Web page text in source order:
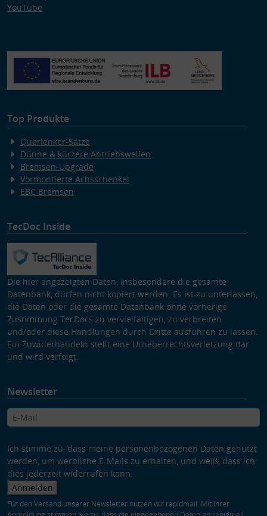
YouTube
Top Produkte
Querlenker-Sätze
Dünne & kürzere Antriebswellen
Bremsen-Upgrade
Vormontierte Achsschenkel
EBC Bremsen
TecDoc Inside
Die hier angezeigten Daten, insbesondere die gesamte
Datenbank, dürfen nicht kopiert werden. Es ist zu unterlassen,
die Daten oder die gesamte Datenbank ohne vorherige
Zustimmung TecDocs zu vervielfältigen, zu verbreiten
und/oder diese Handlungen durch Dritte ausführen zu lassen.
Ein Zuwiderhandeln stellt eine Urheberrechtsverletzung dar
und wird verfolgt.
Newsletter
Ich stimme zu, dass meine personenbezogenen Daten genutzt
werden, um werbliche E-Mails zu erhalten, und weiß, dass ich
dies jederzeit widerrufen kann.
Anmelden
Für den Versand unserer Newsletter nutzen wir rapidmail. Mit Ihrer